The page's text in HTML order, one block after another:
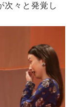
次々と発覚し